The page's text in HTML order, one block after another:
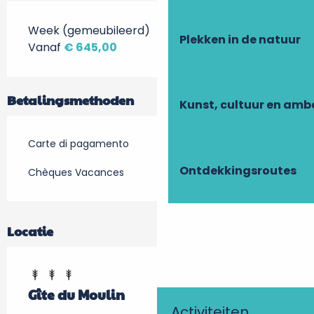
Plekken in de natuur
Kunst, cultuur en
Ontdekkingsroutes
Week (gemeubileerd)
Vanaf € 645,00
Betalingsmethoden
Carte di pagamento
Chèques Vacances
Locatie
Gîte du Moulin